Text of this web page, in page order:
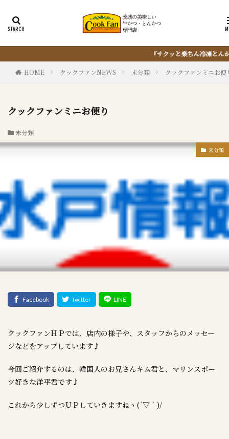
ッと楽ちん冷凍とんかつ』は、仕込まない・揚げない・油捨てない。おうちで
HOME クックファンNEWS 未分類 クックファンミニお便
クックファンミニお便り
未分類
未分類
クックファンＨＰでは、店内の様子や、スタッフからのメッセー
ジなどをアップしています♪
今回ご紹介するのは、韓国人のお兄さんキム君と、マリンスポー
ツ好きな洋平君です♪
これから少しずつＵＰしていきますねヽ(´▽｀)/